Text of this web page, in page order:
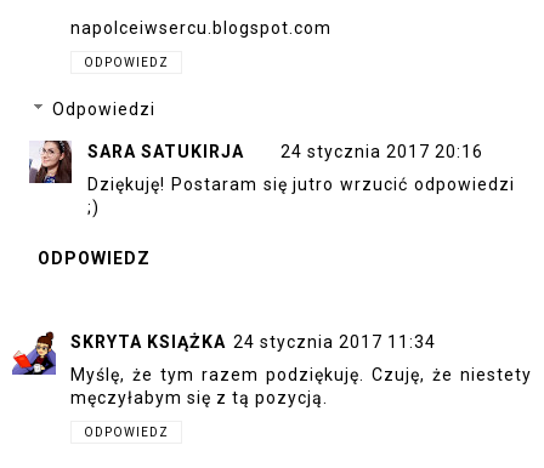
napolceiwsercu.blogspot.com
ODPOWIEDZ
Odpowiedzi
SARA SATUKIRJA
24 stycznia 2017 20:16
Dziękuję! Postaram się jutro wrzucić odpowiedzi
;)
ODPOWIEDZ
SKRYTA KSIĄŻKA 24 stycznia 2017 11:34
Myślę, że tym razem podziękuję. Czuję, że niestety
męczyłabym się z tą pozycją.
ODPOWIEDZ